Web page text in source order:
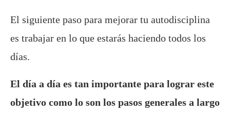
El siguiente paso para mejorar tu autodisciplina
es trabajar en lo que estarás haciendo todos los
días.
El día a día es tan importante para lograr este
objetivo como lo son los pasos generales a largo